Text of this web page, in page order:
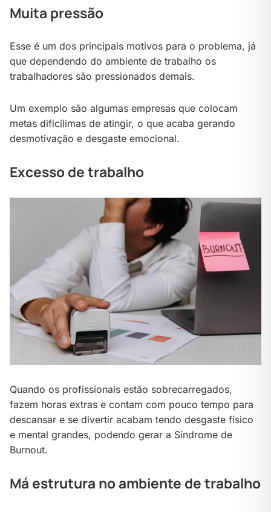
Muita pressão
Esse é um dos principais motivos para o problema, já
que dependendo do ambiente de trabalho os
trabalhadores são pressionados demais.
Um exemplo são algumas empresas que colocam
metas dificílimas de atingir, o que acaba gerando
desmotivação e desgaste emocional.
Excesso de trabalho
Quando os profissionais estão sobrecarregados,
fazem horas extras e contam com pouco tempo para
descansar e se divertir acabam tendo desgaste físico
e mental grandes, podendo gerar a Síndrome de
Burnout.
Má estrutura no ambiente de trabalho